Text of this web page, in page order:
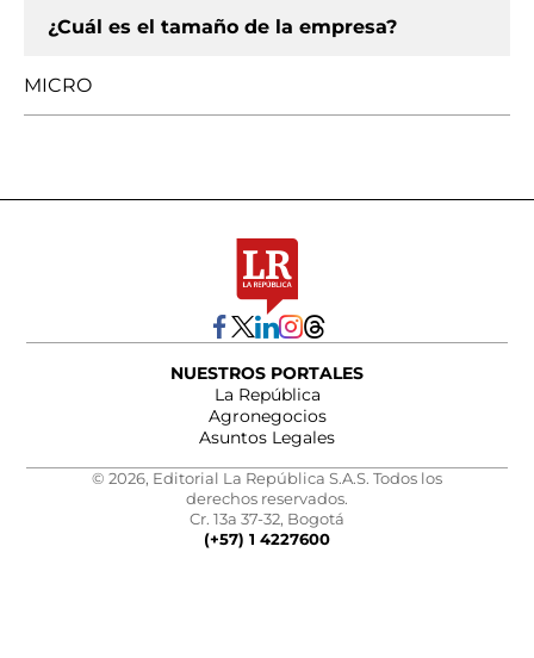
¿Cuál es el tamaño de la empresa?
MICRO
NUESTROS PORTALES
La República
Agronegocios
Asuntos Legales
© 2026, Editorial La República S.A.S. Todos los
derechos reservados.
Cr. 13a 37-32, Bogotá
(+57) 1 4227600